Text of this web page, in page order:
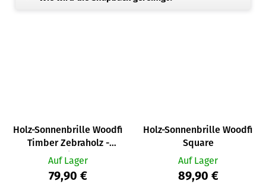
Holz-Sonnenbrille Woodfi
Timber Zebraholz -
verspiegelt
Auf Lager
79,90 €
Holz-Sonnenbrille Woodfi
Square
Auf Lager
89,90 €